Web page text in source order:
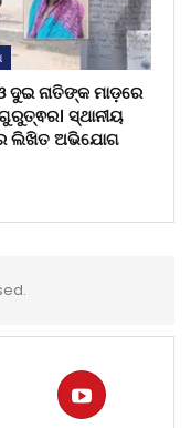
ଦୁଇ ନାତିଙ୍କ ମାଡ଼ରେ
ସ୍ଥାନୀୟ
ଲିଖିତ ଅଭିଯୋଗ